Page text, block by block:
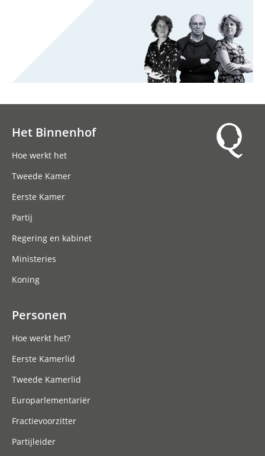
Het Binnenhof
Hoe werkt het
Tweede Kamer
Eerste Kamer
Partij
Regering en kabinet
Ministeries
Koning
Personen
Hoe werkt het?
Eerste Kamerlid
Tweede Kamerlid
Europarlementariër
Fractievoorzitter
Partijleider